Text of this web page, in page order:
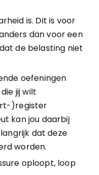
is. Dit is voor
dan voor een
de belasting niet
oefeningen
jij wilt
)register
kan jou daarbij
dat deze
worden.
oploopt, loop